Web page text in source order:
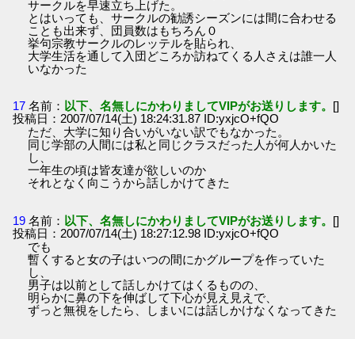
サークルを早速立ち上げた。
とはいっても、サークルの勧誘シーズンには間に合わせる
ことも出来ず、団員数はもちろん０
挙句宗教サークルのレッテルを貼られ、
大学生活を通して入団どころか訪ねてくる人さえは誰一人
いなかった
17 名前： 以下、名無しにかわりましてVIPがお送りします。 []
投稿日：2007/07/14(土) 18:24:31.87 ID:yxjcO+fQO
ただ、大学に知り合いがいない訳でもなかった。
同じ学部の人間には私と同じクラスだった人が何人かいた
し、
一年生の頃は皆友達が欲しいのか
それとなく向こうから話しかけてきた
19 名前： 以下、名無しにかわりましてVIPがお送りします。 []
投稿日：2007/07/14(土) 18:27:12.98 ID:yxjcO+fQO
でも
暫くすると女の子はいつの間にかグループを作っていた
し、
男子は以前として話しかけてはくるものの、
明らかに鼻の下を伸ばして下心が見え見えで、
ずっと無視をしたら、しまいには話しかけなくなってきた